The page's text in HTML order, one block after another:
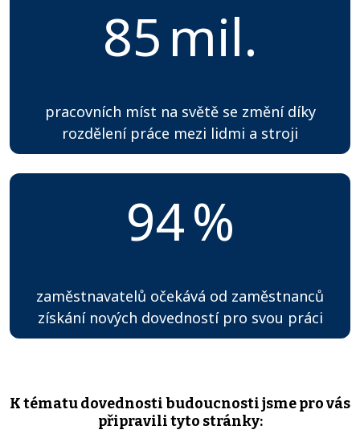
85mil.
pracovních míst na světě se změní díky
rozdělení práce mezi lidmi a stroji
94%
zaměstnavatelů očekává od zaměstnanců
získání nových dovedností pro svou práci
K tématu dovednosti budoucnosti jsme pro vás
připravili tyto stránky: